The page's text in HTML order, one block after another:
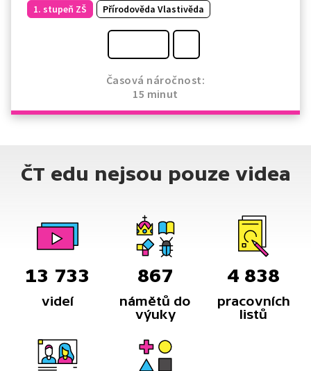
1. stupeň ZŠ Přírodověda Vlastivěda
Časová náročnost:
15 minut
ČT edu nejsou pouze videa
13 733
videí
867
námětů do
výuky
4 838
pracovních
listů